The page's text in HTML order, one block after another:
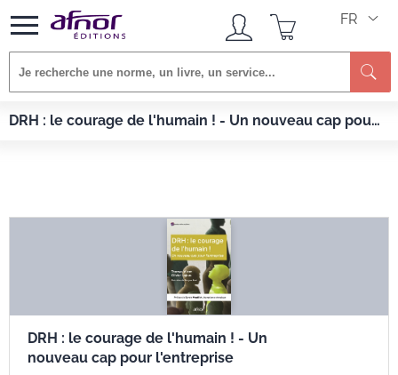
FR
DRH : le courage de l'humain ! - Un nouveau cap pour
Afnor EDITIONS
Livres
DRH : le courage de l'humain ! - Un nouveau cap pour l'entreprise
DRH : le courage de l'humain ! - Un
nouveau cap pour l'entreprise